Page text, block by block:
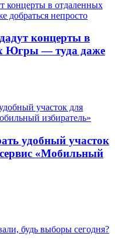
концерты в
Югры — туда даже
удобный участок
сервис «Мобильный
будь выборы сегодня?